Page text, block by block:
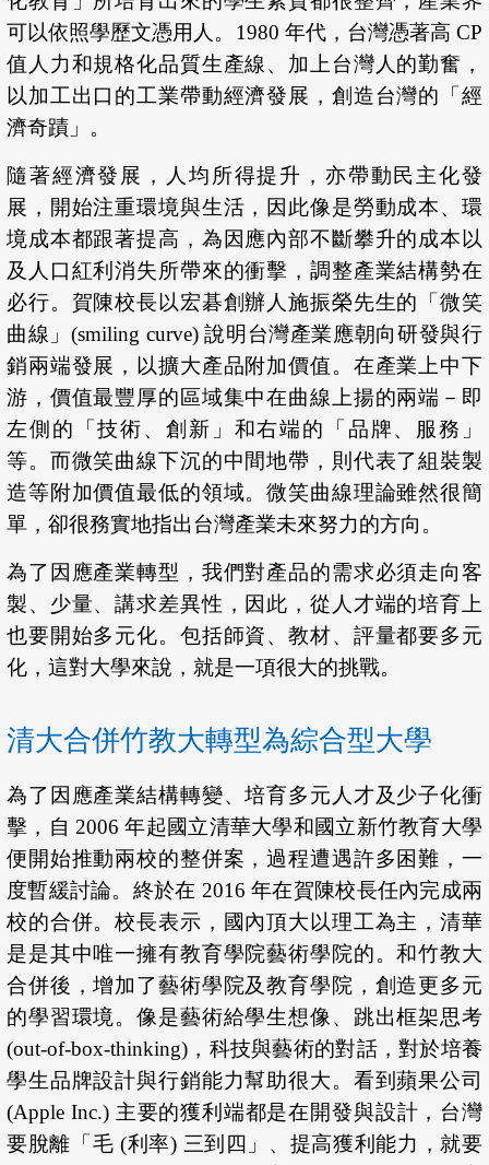
可以依照學歷文憑用人。1980 年代，台灣憑著高 CP
值人力和規格化品質生產線、加上台灣人的勤奮，
以加工出口的工業帶動經濟發展，創造台灣的「經
濟奇蹟」。
隨著經濟發展，人均所得提升，亦帶動民主化發
展，開始注重環境與生活，因此像是勞動成本、環
境成本都跟著提高，為因應內部不斷攀升的成本以
及人口紅利消失所帶來的衝擊，調整產業結構勢在
必行。賀陳校長以宏碁創辦人施振榮先生的「微笑
曲線」(smiling curve) 說明台灣產業應朝向研發與行
銷兩端發展，以擴大產品附加價值。在產業上中下
游，價值最豐厚的區域集中在曲線上揚的兩端－即
左側的「技術、創新」和右端的「品牌、服務」
等。而微笑曲線下沉的中間地帶，則代表了組裝製
造等附加價值最低的領域。微笑曲線理論雖然很簡
單，卻很務實地指出台灣產業未來努力的方向。
為了因應產業轉型，我們對產品的需求必須走向客
製、少量、講求差異性，因此，從人才端的培育上
也要開始多元化。包括師資、教材、評量都要多元
化，這對大學來說，就是一項很大的挑戰。
清大合併竹教大轉型為綜合型大學
為了因應產業結構轉變、培育多元人才及少子化衝
擊，自 2006 年起國立清華大學和國立新竹教育大學
便開始推動兩校的整併案，過程遭遇許多困難，一
度暫緩討論。終於在 2016 年在賀陳校長任內完成兩
校的合併。校長表示，國內頂大以理工為主，清華
是是其中唯一擁有教育學院藝術學院的。和竹教大
合併後，增加了藝術學院及教育學院，創造更多元
的學習環境。像是藝術給學生想像、跳出框架思考
(out-of-box-thinking)，科技與藝術的對話，對於培養
學生品牌設計與行銷能力幫助很大。看到蘋果公司
(Apple Inc.) 主要的獲利端都是在開發與設計，台灣
要脫離「毛 (利率) 三到四」、提高獲利能力，就要